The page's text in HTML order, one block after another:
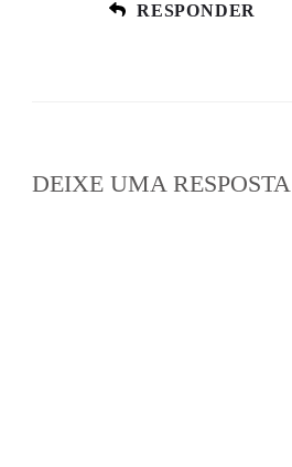
RESPONDER
DEIXE UMA RESPOSTA